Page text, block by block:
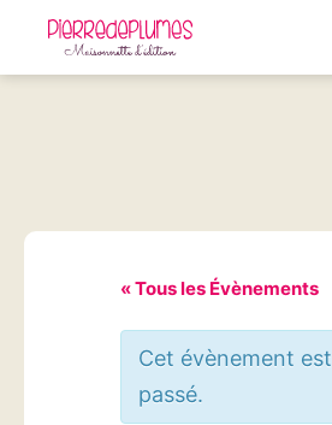
Pierredeplumes
« Tous les Évènements
Cet évènement est
passé.